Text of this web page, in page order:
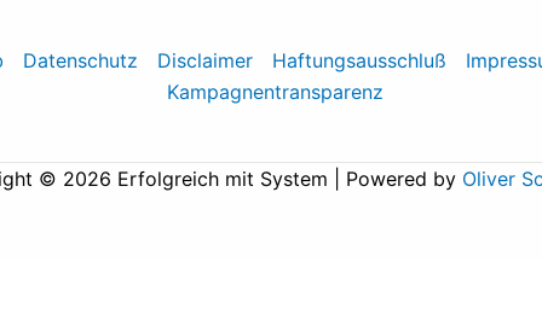
Datenschutz Disclaimer Haftungsausschluß
Kampagnentransparenz
© 2026 Erfolgreich mit System | Powered by Oliver